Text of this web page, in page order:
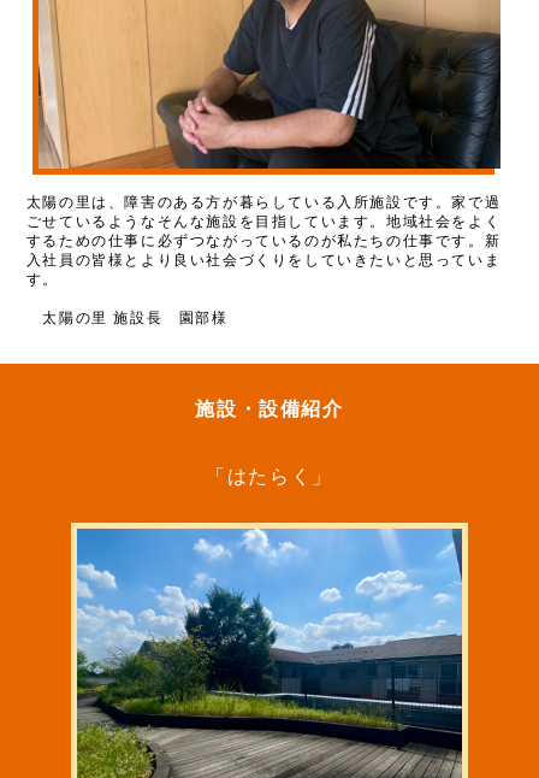
太陽の里は、障害のある方が暮らしている入所施設です。家で過
ごせているようなそんな施設を目指しています。地域社会をよく
するための仕事に必ずつながっているのが私たちの仕事です。新
入社員の皆様とより良い社会づくりをしていきたいと思っていま
す。
太陽の里 施設長 園部様
施設・設備紹介
「はたらく」